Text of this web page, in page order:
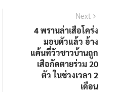
Next
4 พรานล่าเสือโคร่ง
มอบตัวแล้ว อ้าง
แค้นที่วัวชาวบ้านถูก
เสือกัดตายร่วม 20
ตัว ในช่วงเวลา 2
เดือน